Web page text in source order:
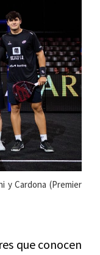
y Cardona (Premier
que conocen